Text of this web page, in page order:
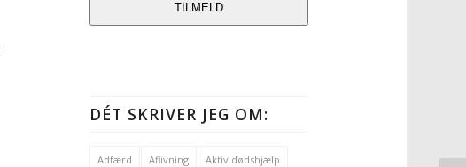
TILMELD
DÉT SKRIVER JEG OM:
Adfærd Aflivning Aktiv dødshjælp